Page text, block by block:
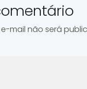
mail não será